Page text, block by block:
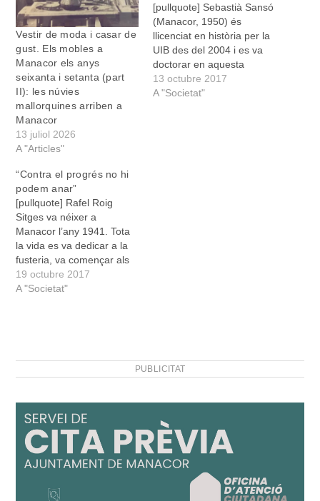
Vestir de moda i casar de
gust. Els mobles a
Manacor els anys
seixanta i setanta (part
II): les núvies
mallorquines arriben a
Manacor
13 juliol 2026
A "Articles"
[pullquote] Sebastià Sansó
(Manacor, 1950) és
llicenciat en història per la
UIB des del 2004 i es va
doctorar en aquesta
mateixa disciplina el 2008.
D’aleshores ençà ha
13 octubre 2017
A "Societat"
“Contra el progrés no hi
podem anar”
[pullquote] Rafel Roig
Sitges va néixer a
Manacor l’any 1941. Tota
la vida es va dedicar a la
fusteria, va començar als
nou anys de mosset i més
envant va obrir un dels
vinculació al món de la…
19 octubre 2017
A "Societat"
PUBLICITAT